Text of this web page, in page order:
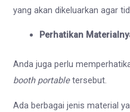
yang akan dikeluarkan agar
Perhatikan
Anda juga perlu
booth portabletersebut.
Ada berbagai jenis material